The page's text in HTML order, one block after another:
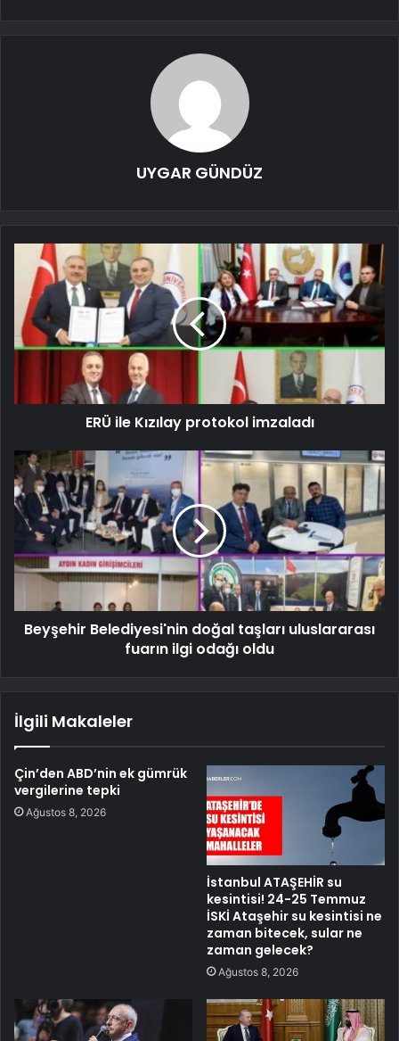
UYGAR GÜNDÜZ
ERÜ ile Kızılay protokol imzaladı
Beyşehir Belediyesi'nin doğal taşları uluslararası
fuarın ilgi odağı oldu
İlgili Makaleler
Çin’den ABD’nin ek gümrük
vergilerine tepki
Ağustos 8, 2026
İstanbul ATAŞEHİR su
kesintisi! 24-25 Temmuz
İSKİ Ataşehir su kesintisi ne
zaman bitecek, sular ne
zaman gelecek?
Ağustos 8, 2026